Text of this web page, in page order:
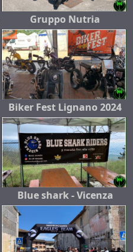
Gruppo Nutria
Biker Fest Lignano 2024
Blue shark - Vicenza